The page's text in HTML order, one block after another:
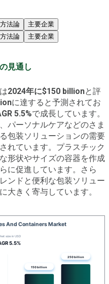
方法論
主要企業
方法論
主要企業
見通し
2024年に$150 billionと評
に達すると予測されてお
5.5%で成長しています。
パーソナルケアなどのさま
包装ソリューションの需要
れています。プラスチック
形状やサイズの容器を作成
に促進しています。さら
ンドと便利な包装ソリュー
大きく寄与しています。